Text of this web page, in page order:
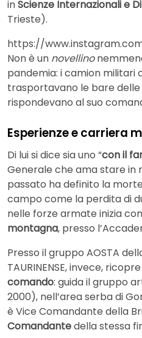
inScienze Internazionali e
Trieste).
https://
Non è un novellino
pandemia: i camion militari
trasportavano le bare delle
rispondevano al suo
Esperienze e carriera
Di lui si dice sia uno “con il
Generale che ama stare in
passato ha definito la
campo come la perdita di
nelle forze armate inizia
montagna, presso
Presso il gruppo AOSTA
TAURINENSE, invece,
comando: guida il gruppo
2000), nell’area serba di
è Vice Comandante della
Comandantedella stessa